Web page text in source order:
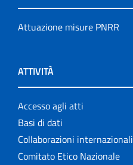
Attuazione misure PNRR
ATTIVITÀ
Accesso agli atti
Basi di dati
Collaborazioni internazionali
Comitato Etico Nazionale